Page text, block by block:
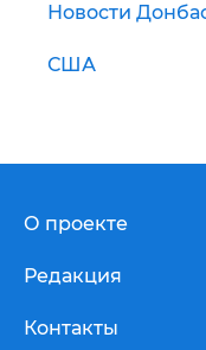
Новости
США
О проекте
Редакция
Контакты